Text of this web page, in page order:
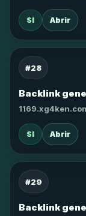
SI Abrir
#28
Backlink
SI Abrir
#29
Backlink